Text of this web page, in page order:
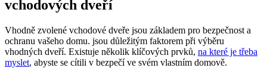
vchodových dveří
Vhodně zvolené vchodové dveře jsou základem pro bezpečnost a
ochranu vašeho domu. jsou důležitým faktorem při výběru
vhodných dveří. Existuje několik klíčových prvků, na které je třeba
myslet, abyste se cítili v bezpečí ve svém vlastním domově.